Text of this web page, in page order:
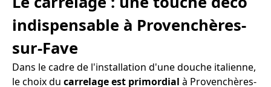
indispensable à Provenchères-
sur-Fave
Dans le cadre de l'installation d'une douche italienne,
le choix du carrelage est primordial à Provenchères-